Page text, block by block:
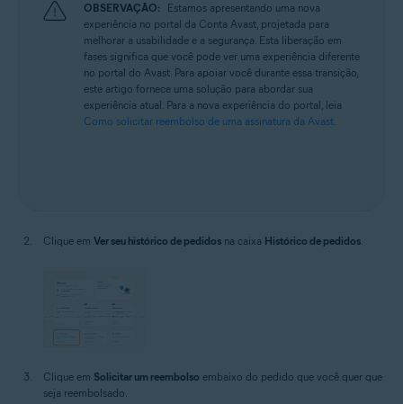
OBSERVAÇÃO:
Estamos apresentando uma nova
experiência no portal da Conta Avast, projetada para
melhorar a usabilidade e a segurança. Esta liberação em
fases significa que você pode ver uma experiência diferente
no portal do Avast. Para apoiar você durante essa transição,
este artigo fornece uma solução para abordar sua
experiência atual. Para a nova experiência do portal, leia
Como solicitar reembolso de uma assinatura da Avast.
Clique em Ver seu histórico de pedidos na caixa Histórico de pedidos.
Clique em Solicitar um reembolso embaixo do pedido que você quer que
seja reembolsado.